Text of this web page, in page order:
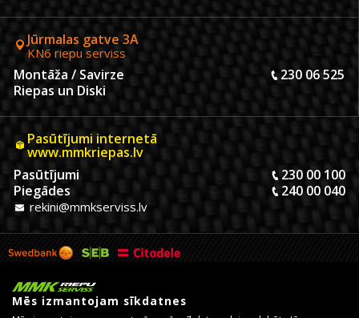
Jūrmalas gatve 3A
KN6 riepu serviss
Montāža / Savirze
230 06 525
Riepas un Diski
Pasūtījumi internetā
www.mmkriepas.lv
Pasūtījumi
230 00 100
Piegādes
240 00 040
rekini@mmkserviss.lv
Mēs izmantojam sīkdatnes